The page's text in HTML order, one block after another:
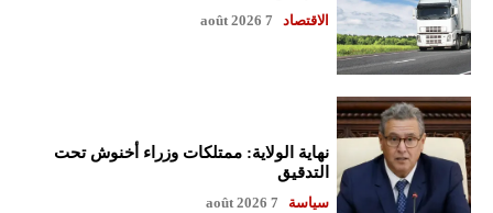
الاقتصاد 7 août 2026
نهاية الولاية: ممتلكات وزراء أخنوش تحت
التدقيق
سياسة 7 août 2026